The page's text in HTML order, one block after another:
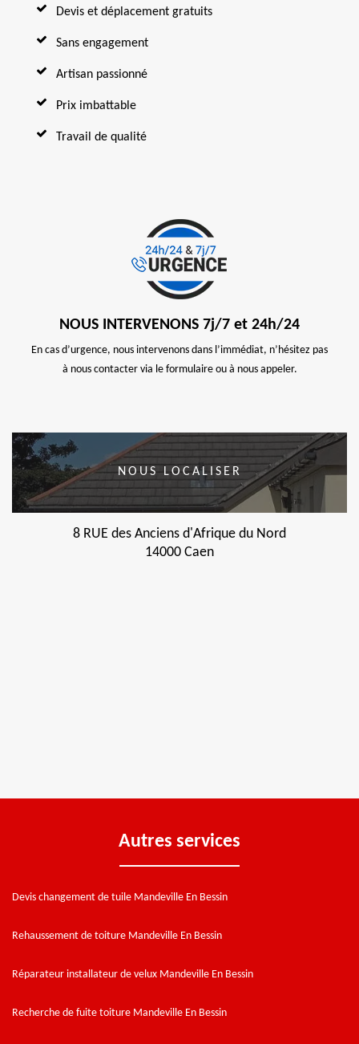
Devis et déplacement gratuits
Sans engagement
Artisan passionné
Prix imbattable
Travail de qualité
NOUS INTERVENONS 7j/7 et 24h/24
En cas d’urgence, nous intervenons dans l’immédiat, n’hésitez pas
à nous contacter via le formulaire ou à nous appeler.
NOUS LOCALISER
8 RUE des Anciens d'Afrique du Nord
14000 Caen
Autres services
Devis changement de tuile Mandeville En Bessin
Rehaussement de toiture Mandeville En Bessin
Réparateur installateur de velux Mandeville En Bessin
Recherche de fuite toiture Mandeville En Bessin